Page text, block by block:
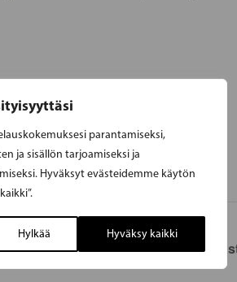
parantamiseksi,
ja sisällön tarjoamiseksi ja
Hyväksyt evästeidemme käytön
Hylkää Hyväksy kaikki
RKPn